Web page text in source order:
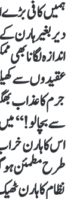
ہمیں کافی بڑے
دیر بغیر ہارن
اندازہ لگانا
عقیدوں سے
جرم کا عذاب
سے
اس کا ہارن
طرح مطمئن
نظام کا ہارن